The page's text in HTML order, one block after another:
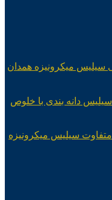
سیلیس میکرونیزه همدان
سیلیس دانه بندی با خلوص
سیلیس میکرونیزه